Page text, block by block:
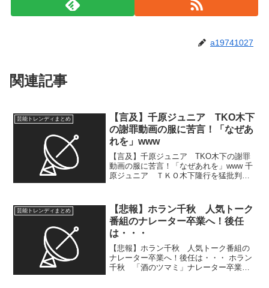
a19741027
関連記事
芸能トレンディまとめ
【言及】千原ジュニア TKO木下
の謝罪動画の服に苦言！「なぜあ
れを」www
【言及】千原ジュニア TKO木下の謝罪
動画の服に苦言！「なぜあれを」www 千
原ジュニア ＴＫＯ木下隆行を猛批判…
アが8日、報道番組「ABEMA的ニュース
ショー」（A...
芸能トレンディまとめ
【悲報】ホラン千秋 人気トーク
番組のナレーター卒業へ！後任
は・・・
【悲報】ホラン千秋 人気トーク番組の
ナレーター卒業へ！後任は・・・ ホラン
千秋 「酒のツマミ」ナレーター卒業